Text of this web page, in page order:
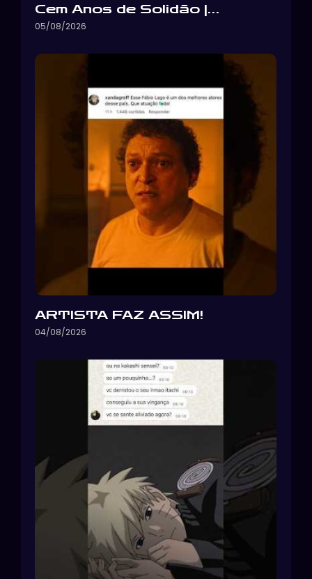
Cem Anos de Solidão |…
05/08/2026
ARTISTA FAZ ASSIM!
04/08/2026